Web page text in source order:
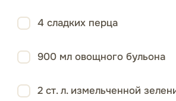
4 сладких перца
900 мл овощного бульона
2 ст. л. измельченной